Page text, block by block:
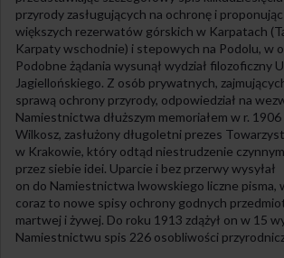
przyrody zasługujących na ochronę i
większych rezerwatów górskich w Karpatach
Karpaty wschodnie) i stepowych na Podolu, w
Podobne żądania wysunął wydział filozoficzny
Jagiellońskiego. Z osób prywatnych,
sprawą ochrony przyrody, odpowiedział na
Namiestnictwa dłuższym memoriałem w r.
Wilkosz, zasłużony długoletni prezes
w Krakowie, który odtąd niestrudzenie
przez siebie idei. Uparcie i bez przerwy wysyłał
on do Namiestnictwa lwowskiego liczne pisma,
coraz to nowe spisy ochrony godnych
martwej i żywej. Do roku 1913 zdążył on w 15
Namiestnictwu spis 226 osobliwości